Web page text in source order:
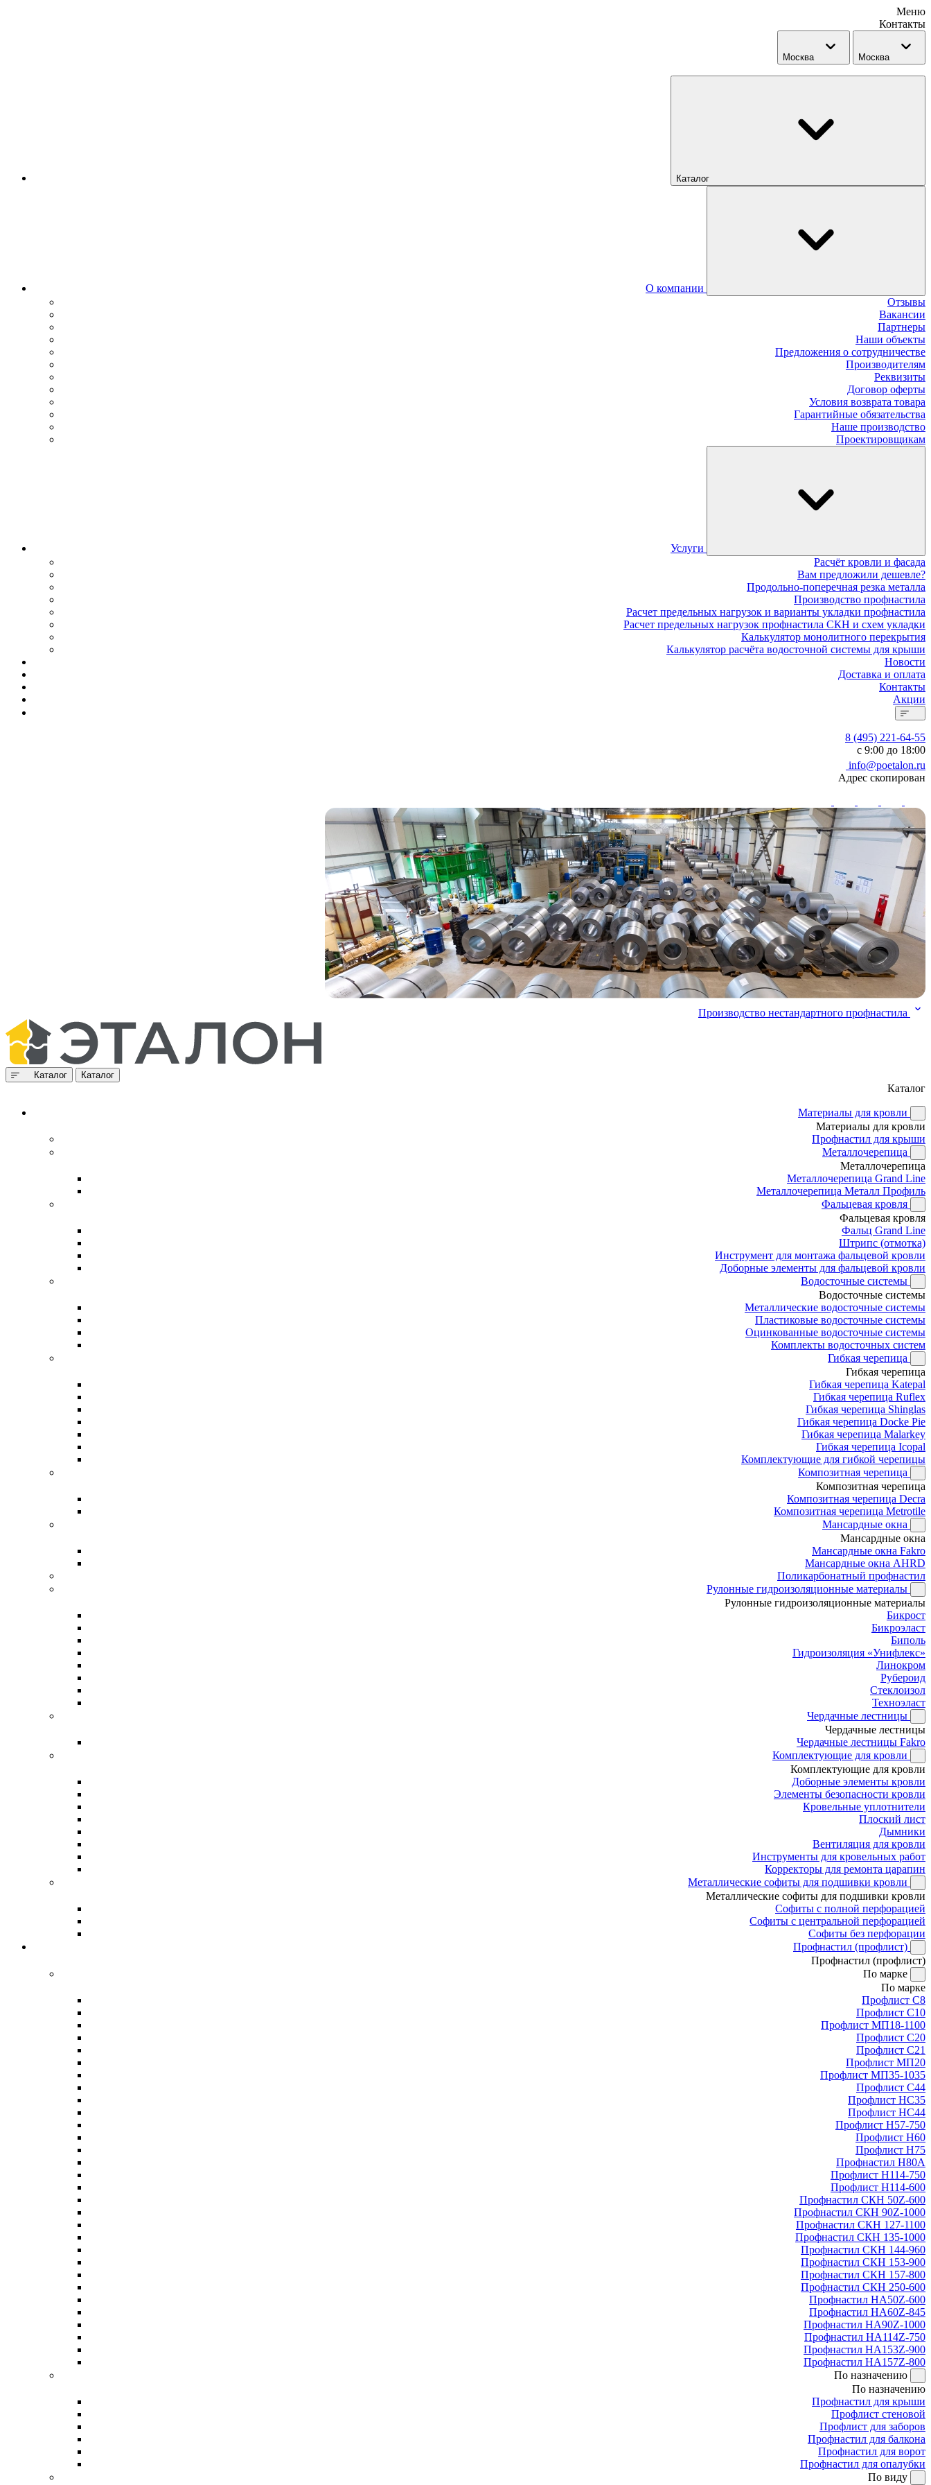
Меню
Контакты
Москва Москва
Каталог
О компании
Отзывы
Вакансии
Партнеры
Наши объекты
Предложения о сотрудничестве
Производителям
Реквизиты
Договор оферты
Условия возврата товара
Гарантийные обязательства
Наше производство
Проектировщикам
Услуги
Расчёт кровли и фасада
Вам предложили дешевле?
Продольно-поперечная резка металла
Производство профнастила
Расчет предельных нагрузок и варианты укладки профнастила
Расчет предельных нагрузок профнастила СКН и схем укладки
Калькулятор монолитного перекрытия
Калькулятор расчёта водосточной системы для крыши
Новости
Доставка и оплата
Контакты
Акции
8 (495) 221-64-55
с 9:00 до 18:00
info@poetalon.ru
Адрес скопирован
Производство нестандартного профнастила
Каталог Каталог
Каталог
Материалы для кровли
Материалы для кровли
Профнастил для крыши
Металлочерепица
Металлочерепица
Металлочерепица Grand Line
Металлочерепица Металл Профиль
Фальцевая кровля
Фальцевая кровля
Фальц Grand Line
Штрипс (отмотка)
Инструмент для монтажа фальцевой кровли
Доборные элементы для фальцевой кровли
Водосточные системы
Водосточные системы
Металлические водосточные системы
Пластиковые водосточные системы
Оцинкованные водосточные системы
Комплекты водосточных систем
Гибкая черепица
Гибкая черепица
Гибкая черепица Katepal
Гибкая черепица Ruflex
Гибкая черепица Shinglas
Гибкая черепица Docke Pie
Гибкая черепица Malarkey
Гибкая черепица Icopal
Комплектующие для гибкой черепицы
Композитная черепица
Композитная черепица
Композитная черепица Decra
Композитная черепица Metrotile
Мансардные окна
Мансардные окна
Мансардные окна Fakro
Мансардные окна AHRD
Поликарбонатный профнастил
Рулонные гидроизоляционные материалы
Рулонные гидроизоляционные материалы
Бикрост
Бикроэласт
Биполь
Гидроизоляция «Унифлекс»
Линокром
Рубероид
Стеклоизол
Техноэласт
Чердачные лестницы
Чердачные лестницы
Чердачные лестницы Fakro
Комплектующие для кровли
Комплектующие для кровли
Доборные элементы кровли
Элементы безопасности кровли
Кровельные уплотнители
Плоский лист
Дымники
Вентиляция для кровли
Инструменты для кровельных работ
Корректоры для ремонта царапин
Металлические софиты для подшивки кровли
Металлические софиты для подшивки кровли
Софиты с полной перфорацией
Софиты с центральной перфорацией
Софиты без перфорации
Профнастил (профлист)
Профнастил (профлист)
По марке
По марке
Профлист С8
Профлист С10
Профлист МП18-1100
Профлист С20
Профлист С21
Профлист МП20
Профлист МП35-1035
Профлист С44
Профлист НС35
Профлист НС44
Профлист Н57-750
Профлист Н60
Профлист Н75
Профнастил Н80А
Профлист Н114-750
Профлист Н114-600
Профнастил СКН 50Z-600
Профнастил СКН 90Z-1000
Профнастил СКН 127-1100
Профнастил СКН 135-1000
Профнастил СКН 144-960
Профнастил СКН 153-900
Профнастил СКН 157-800
Профнастил СКН 250-600
Профнастил НА50Z-600
Профнастил НА60Z-845
Профнастил НА90Z-1000
Профнастил НА114Z-750
Профнастил НА153Z-900
Профнастил НА157Z-800
По назначению
По назначению
Профнастил для крыши
Профлист стеновой
Профлист для заборов
Профнастил для балкона
Профнастил для ворот
Профнастил для опалубки
По виду